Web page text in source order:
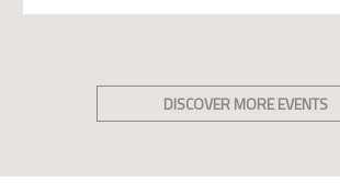
DISCOVER MORE EVENTS